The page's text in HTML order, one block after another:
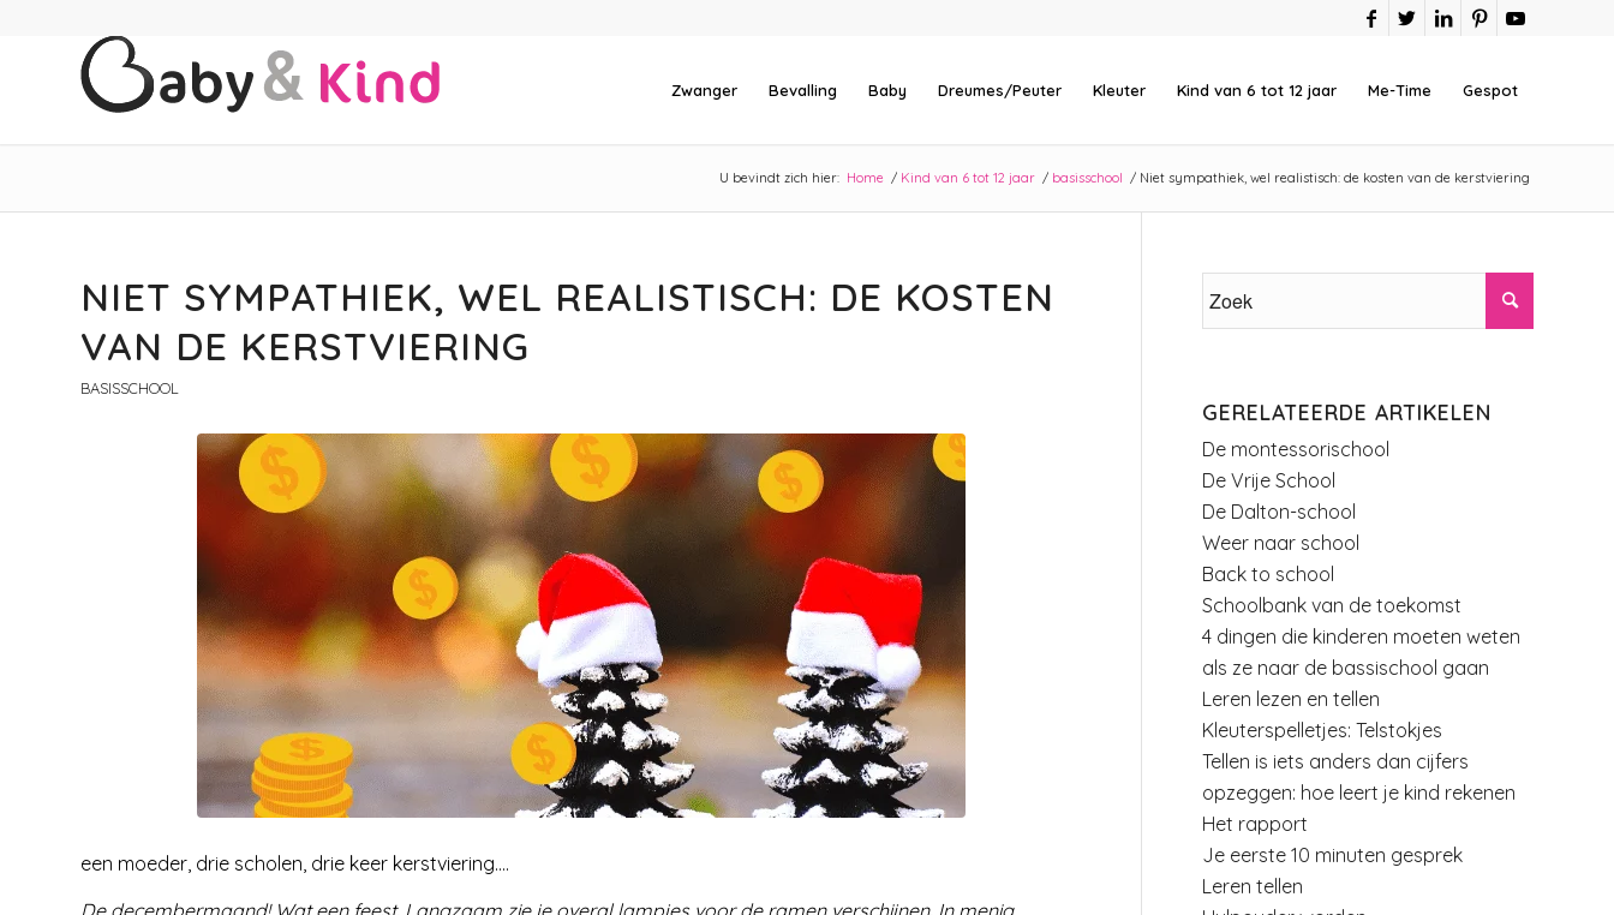
Zwanger Bevalling Baby Dreumes/Peuter Kleuter Kind van 6 tot 12 jaar Me-Time Gespot
U bevindt zich hier: Home / Kind van 6 tot 12 jaar / basisschool / Niet sympathiek, wel realistisch: de kosten van de kerstviering
NIET SYMPATHIEK, WEL REALISTISCH: DE KOSTEN
VAN DE KERSTVIERING
BASISSCHOOL
een moeder, drie scholen, drie keer kerstviering….
GERELATEERDE ARTIKELEN
De montessorischool
De Vrije School
De Dalton-school
Weer naar school
Back to school
Schoolbank van de toekomst
4 dingen die kinderen moeten weten
als ze naar de bassischool gaan
Leren lezen en tellen
Kleuterspelletjes: Telstokjes
Tellen is iets anders dan cijfers
opzeggen: hoe leert je kind rekenen
Het rapport
Je eerste 10 minuten gesprek
Leren tellen